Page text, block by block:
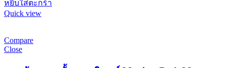
หยิบใส่ตะกร้า
Quick view
Compare
Close